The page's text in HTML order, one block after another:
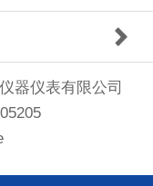
器仪表有限公司